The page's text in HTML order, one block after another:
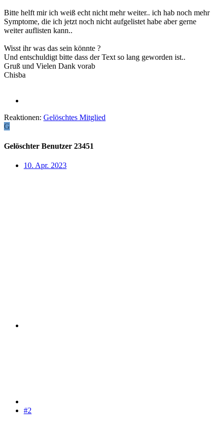
Bitte helft mir ich weiß echt nicht mehr weiter.. ich hab noch mehr
Symptome, die ich jetzt noch nicht aufgelistet habe aber gerne
weiter auflisten kann..
Wisst ihr was das sein könnte ?
Und entschuldigt bitte dass der Text so lang geworden ist..
Gruß und Vielen Dank vorab
Chisba
Reaktionen: Gelöschtes Mitglied
G
Gelöschter Benutzer 23451
10. Apr. 2023
#2